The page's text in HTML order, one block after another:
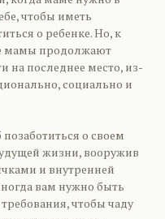
чтобы иметь
о ребенке. Но, к
мамы продолжают
на последнее место, из-
социально и
о своем
жизни, вооружив
и внутренней
вам нужно быть
чтобы чаду